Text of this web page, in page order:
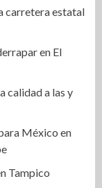
carretera estatal
en El
calidad a las y
México en
Tampico